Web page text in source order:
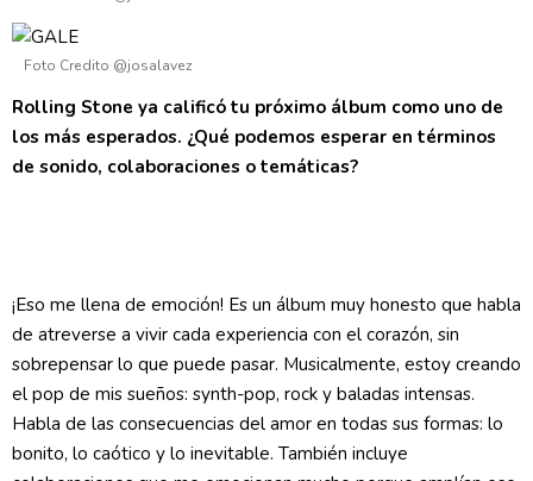
Foto Credito @josalavez
Rolling Stone ya calificó tu próximo álbum como uno de
los más esperados. ¿Qué podemos esperar en términos
de sonido, colaboraciones o temáticas?
¡Eso me llena de emoción! Es un álbum muy honesto que habla
de atreverse a vivir cada experiencia con el corazón, sin
sobrepensar lo que puede pasar. Musicalmente, estoy creando
el pop de mis sueños: synth-pop, rock y baladas intensas.
Habla de las consecuencias del amor en todas sus formas: lo
bonito, lo caótico y lo inevitable. También incluye